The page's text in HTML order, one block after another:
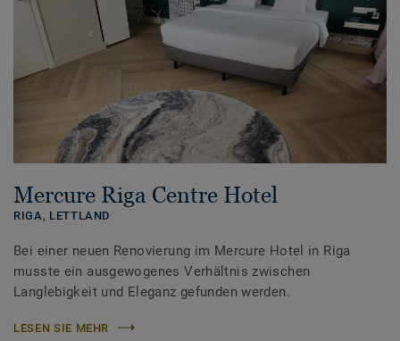
Mercure Riga Centre Hotel
RIGA, LETTLAND
Bei einer neuen Renovierung im Mercure Hotel in Riga
musste ein ausgewogenes Verhältnis zwischen
Langlebigkeit und Eleganz gefunden werden.
LESEN SIE MEHR